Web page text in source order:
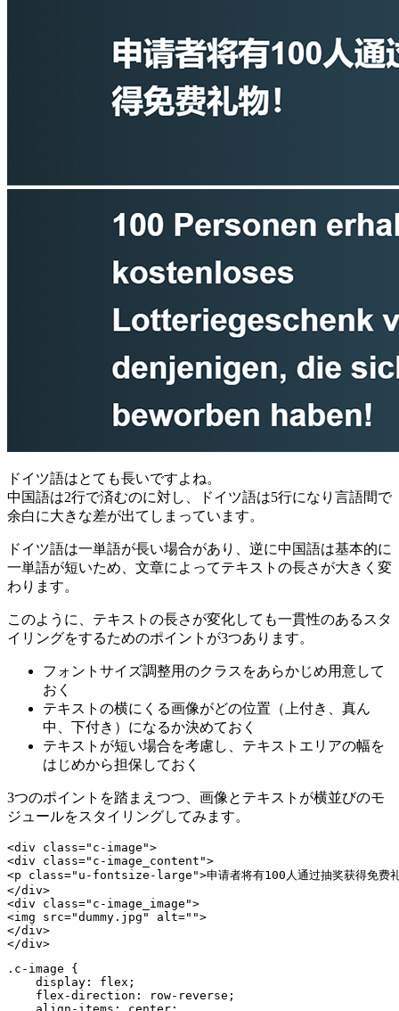
ドイツ語はとても長いですよね。
中国語は2行で済むのに対し、ドイツ語は5行になり言語間で
余白に大きな差が出てしまっています。
ドイツ語は一単語が長い場合があり、逆に中国語は基本的に
一単語が短いため、文章によってテキストの長さが大きく変
わります。
このように、テキストの長さが変化しても一貫性のあるスタ
イリングをするためのポイントが3つあります。
フォントサイズ調整用のクラスをあらかじめ用意して
おく
テキストの横にくる画像がどの位置（上付き、真ん
中、下付き）になるか決めておく
テキストが短い場合を考慮し、テキストエリアの幅を
はじめから担保しておく
3つのポイントを踏まえつつ、画像とテキストが横並びのモ
ジュールをスタイリングしてみます。
<div class="c-image">
<div class="c-image_content">
<p class="u-fontsize-large">申请者将有100人通过抽奖获得免费
</div>
<div class="c-image_image">
<img src="dummy.jpg" alt="">
</div>
.c-image {
    display: flex;
    flex-direction: row-reverse;